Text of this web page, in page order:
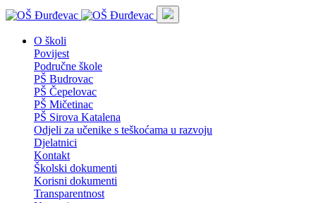
O školi
Povijest
Područne škole
PŠ Budrovac
PŠ Čepelovac
PŠ Mičetinac
PŠ Sirova Katalena
Odjeli za učenike s teškoćama u razvoju
Djelatnici
Kontakt
Školski dokumenti
Korisni dokumenti
Transparentnost